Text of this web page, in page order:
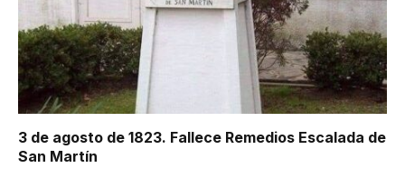
3 de agosto de 1823. Fallece Remedios Escalada de
San Martín